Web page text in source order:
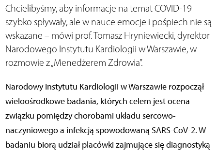
Chcielibyśmy, aby informacje na temat COVID-19
szybko spływały, ale w nauce emocje i pośpiech nie są
wskazane – mówi prof. Tomasz Hryniewiecki, dyrektor
Narodowego Instytutu Kardiologii w Warszawie, w
rozmowie z „Menedżerem Zdrowia”.
Narodowy Instytutu Kardiologii w Warszawie rozpoczął
wieloośrodkowe badania, których celem jest ocena
związku pomiędzy chorobami układu sercowo-
naczyniowego a infekcją spowodowaną SARS-CoV-2. W
badaniu biorą udział placówki zajmujące się diagnostyką